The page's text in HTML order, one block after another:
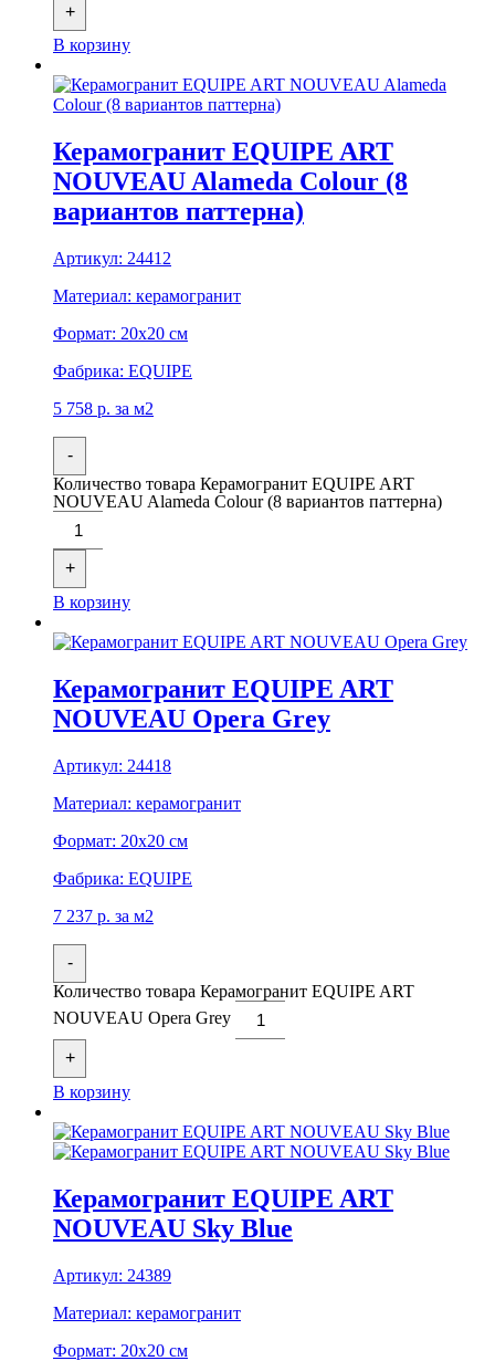
+
В корзину
Керамогранит EQUIPE ART
NOUVEAU Alameda Colour (8
вариантов паттерна)
Артикул: 24412
Материал: керамогранит
Формат: 20x20 см
Фабрика: EQUIPE
5 758 р. за м2
-
Количество товара Керамогранит EQUIPE ART
NOUVEAU Alameda Colour (8 вариантов паттерна)
+
В корзину
Керамогранит EQUIPE ART
NOUVEAU Opera Grey
Артикул: 24418
Материал: керамогранит
Формат: 20x20 см
Фабрика: EQUIPE
7 237 р. за м2
-
Количество товара Керамогранит EQUIPE ART
NOUVEAU Opera Grey
+
В корзину
Керамогранит EQUIPE ART
NOUVEAU Sky Blue
Артикул: 24389
Материал: керамогранит
Формат: 20x20 см